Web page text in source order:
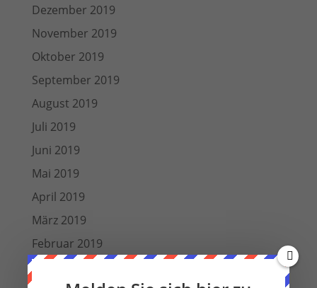
Dezember 2019
November 2019
Oktober 2019
September 2019
August 2019
Juli 2019
Juni 2019
Mai 2019
April 2019
März 2019
Februar 2019